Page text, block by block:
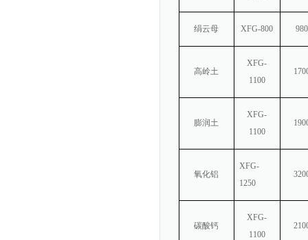
绢云母 XFG-800 980
高岭土
XFG-
1100
膨润土
XFG-
1100
氧化铝
XFG-
1250
碳酸钙
XFG-
1100